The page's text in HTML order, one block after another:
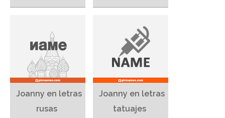
Joanny en letras
rusas
Joanny en letras
tatuajes